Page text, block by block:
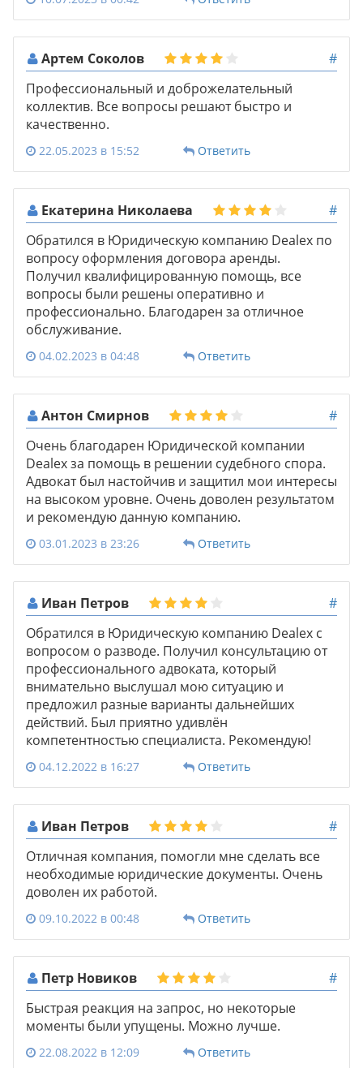
Артем Соколов
#
Профессиональный и доброжелательный
коллектив. Все вопросы решают быстро и
качественно.
22.05.2023 в 15:52 Ответить
Екатерина Николаева
#
Обратился в Юридическую компанию Dealex по
вопросу оформления договора аренды.
Получил квалифицированную помощь, все
вопросы были решены оперативно и
профессионально. Благодарен за отличное
обслуживание.
04.02.2023 в 04:48 Ответить
Антон Смирнов
#
Очень благодарен Юридической компании
Dealex за помощь в решении судебного спора.
Адвокат был настойчив и защитил мои интересы
на высоком уровне. Очень доволен результатом
и рекомендую данную компанию.
03.01.2023 в 23:26 Ответить
Иван Петров
#
Обратился в Юридическую компанию Dealex с
вопросом о разводе. Получил консультацию от
профессионального адвоката, который
внимательно выслушал мою ситуацию и
предложил разные варианты дальнейших
действий. Был приятно удивлён
компетентностью специалиста. Рекомендую!
04.12.2022 в 16:27 Ответить
Иван Петров
#
Отличная компания, помогли мне сделать все
необходимые юридические документы. Очень
доволен их работой.
09.10.2022 в 00:48 Ответить
Петр Новиков
#
Быстрая реакция на запрос, но некоторые
моменты были упущены. Можно лучше.
22.08.2022 в 12:09 Ответить